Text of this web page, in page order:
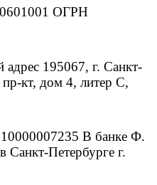
ОГРН
195067, г. Санкт-
кт, дом 4, литер С,
В банке Ф.
Петербурге г.